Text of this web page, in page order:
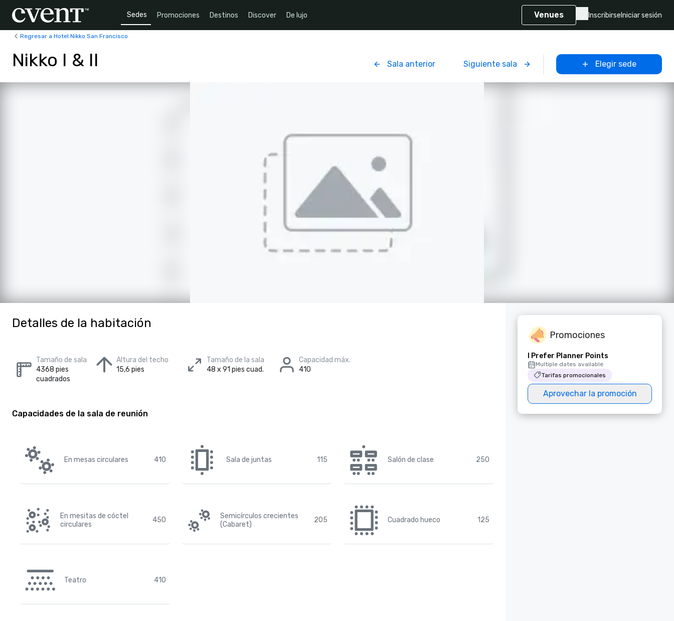
Sedes Promociones Destinos Discover De lujo Venues Inscribirse Iniciar sesión
Regresar a Hotel Nikko San Francisco
Nikko I & II Sala anterior Siguiente sala Elegir sede
Detalles de la habitación
Tamaño de sala
4368 pies
cuadrados
Altura del techo
15,6 pies
Tamaño de la sala
48 x 91 pies cuad.
Capacidad máx.
410
Capacidades de la sala de reunión
En mesas circulares 410 Sala de juntas 115 Salón de clase 250
En mesitas de cóctel
circulares
450
Semicírculos crecientes
(Cabaret)
205 Cuadrado hueco 125
Teatro 410
Promociones
I Prefer Planner Points
Multiple dates available
Tarifas promocionales
Aprovechar la promoción